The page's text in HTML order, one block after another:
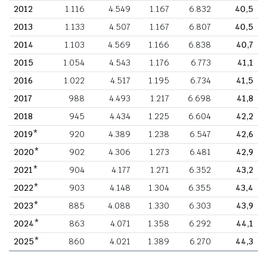
2012 1.116 4.549 1.167 6.832
40,5
2013
1.133 4.507 1.167 6.807
40,5
2014
1.103 4.569 1.166 6.838
40,7
2015
1.054 4.543 1.176 6.773
41,1
2016
1.022 4.517 1.195 6.734
41,5
2017
988 4.493 1.217 6.698
41,8
2018
945 4.434 1.225 6.604
42,2
2019*
920 4.389 1.238 6.547
42,6
2020*
902 4.306 1.273 6.481
42,9
2021*
904 4.177 1.271 6.352
43,2
2022*
903 4.148 1.304 6.355
43,4
2023*
885 4.088 1.330 6.303
43,9
2024*
863 4.071 1.358 6.292
44,1
2025*
860 4.021 1.389 6.270 44,3